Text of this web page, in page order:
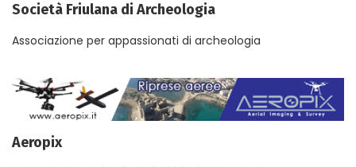
Società Friulana di Archeologia
Associazione per appassionati di archeologia
Aeropix